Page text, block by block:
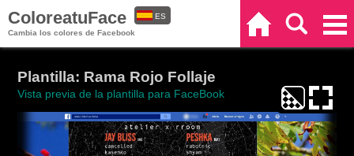
ColoreatuFace
Cambia los colores de Facebook
ES
Plantilla: Rama Rojo Follaje
Vista previa de la plantilla para FaceBook